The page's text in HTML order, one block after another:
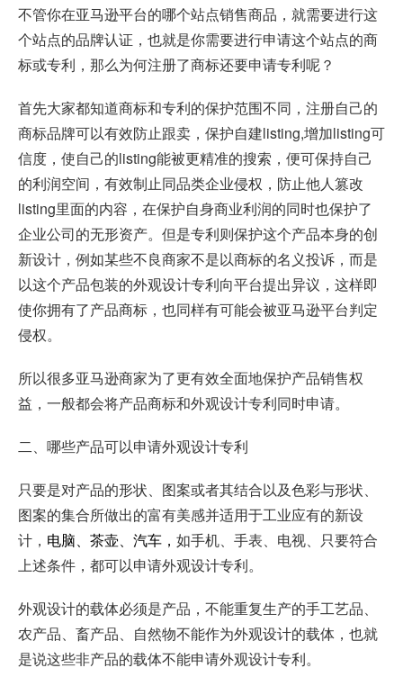
不管你在亚马逊平台的哪个站点销售商品，就需要进行这
个站点的品牌认证，也就是你需要进行申请这个站点的商
标或专利，那么为何注册了商标还要申请专利呢？
首先大家都知道商标和专利的保护范围不同，注册自己的
商标品牌可以有效防止跟卖，保护自建listing,增加listing可
信度，使自己的listing能被更精准的搜索，便可保持自己
的利润空间，有效制止同品类企业侵权，防止他人篡改
listing里面的内容，在保护自身商业利润的同时也保护了
企业公司的无形资产。但是专利则保护这个产品本身的创
新设计，例如某些不良商家不是以商标的名义投诉，而是
以这个产品包装的外观设计专利向平台提出异议，这样即
使你拥有了产品商标，也同样有可能会被亚马逊平台判定
侵权。
所以很多亚马逊商家为了更有效全面地保护产品销售权
益，一般都会将产品商标和外观设计专利同时申请。
二、哪些产品可以申请外观设计专利
只要是对产品的形状、图案或者其结合以及色彩与形状、
图案的集合所做出的富有美感并适用于工业应有的新设
计， 电脑、茶壶、汽车， 如手机、手表、电视、只要符合
上述条件，都可以申请外观设计专利。
外观设计的载体必须是产品，不能重复生产的手工艺品、
农产品、畜产品、自然物不能作为外观设计的载体，也就
是说这些非产品的载体不能申请外观设计专利。